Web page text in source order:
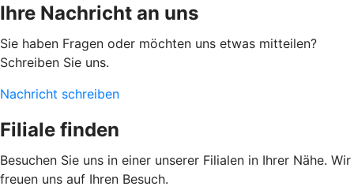
Ihre Nachricht an uns
Sie haben Fragen oder möchten uns etwas mitteilen?
Schreiben Sie uns.
Nachricht schreiben
Filiale finden
Besuchen Sie uns in einer unserer Filialen in Ihrer Nähe. Wir
freuen uns auf Ihren Besuch.